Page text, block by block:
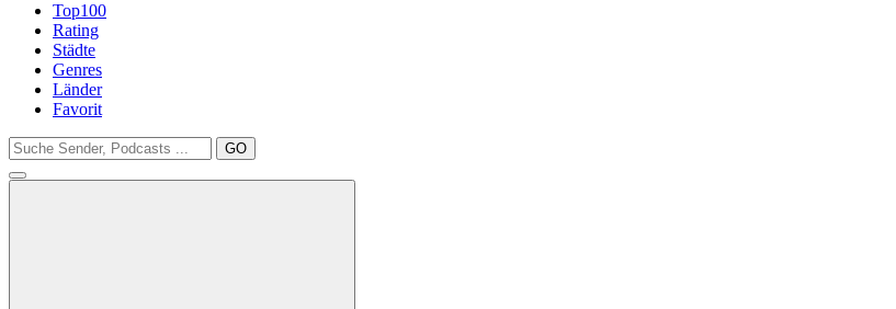
Top100
Rating
Städte
Genres
Länder
Favorit
GO